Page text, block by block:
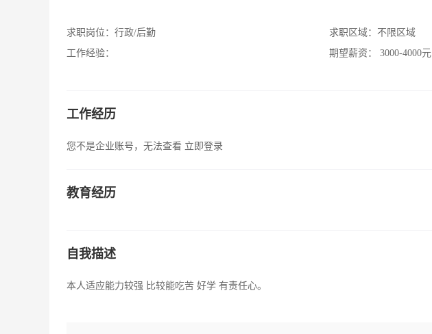
求职岗位： 行政/后勤
工作经验：
求职区域： 不限区域
期望薪资：
3000-4000元
工作经历
您不是企业账号，无法查看 立即登录
教育经历
自我描述
本人适应能力较强 比较能吃苦 好学 有责任心。